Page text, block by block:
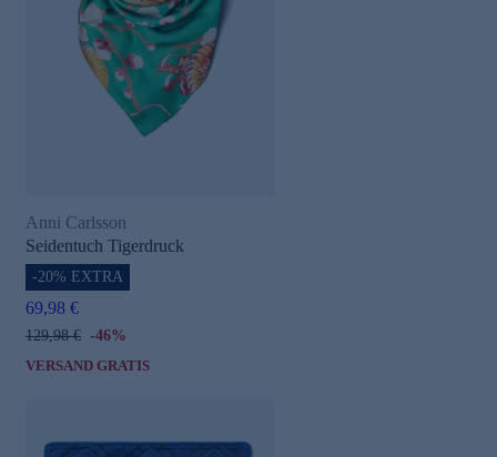
Anni Carlsson
Seidentuch Tigerdruck
-20% EXTRA
69,98 €
129,98 € -46%
VERSAND GRATIS